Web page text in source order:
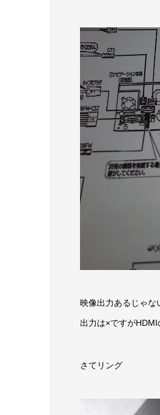
映像出力あるじゃな
出力は×ですが
さてリング